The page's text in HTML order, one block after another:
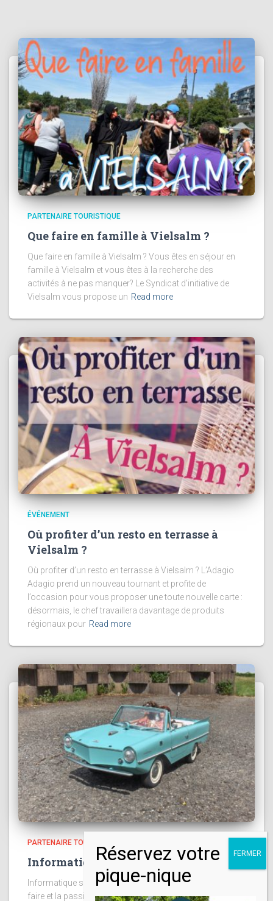
PARTENAIRE TOURISTIQUE
Que faire en famille à Vielsalm ?
Que faire en famille à Vielsalm ? Vous êtes en séjour en
famille à Vielsalm et vous êtes à la recherche des
activités à ne pas manquer? Le Syndicat d’initiative de
Vielsalm vous propose un Read more
ÉVÉNEMENT
Où profiter d’un resto en terrasse à
Vielsalm ?
Où profiter d’un resto en terrasse à Vielsalm ? L’Adagio
Adagio prend un nouveau tournant et profite de
l’occasion pour vous proposer une toute nouvelle carte :
désormais, le chef travaillera davantage de produits
régionaux pour Read more
PARTENAIRE TOURISTIQUE
Informatique service et Informaco
Informatique service et Informaco Ou quand le savoir-
faire et la passion se rencontrent ! Monsieur Thierry